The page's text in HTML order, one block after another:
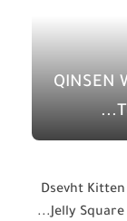
QINSEN
Dsevht
Jelly Square